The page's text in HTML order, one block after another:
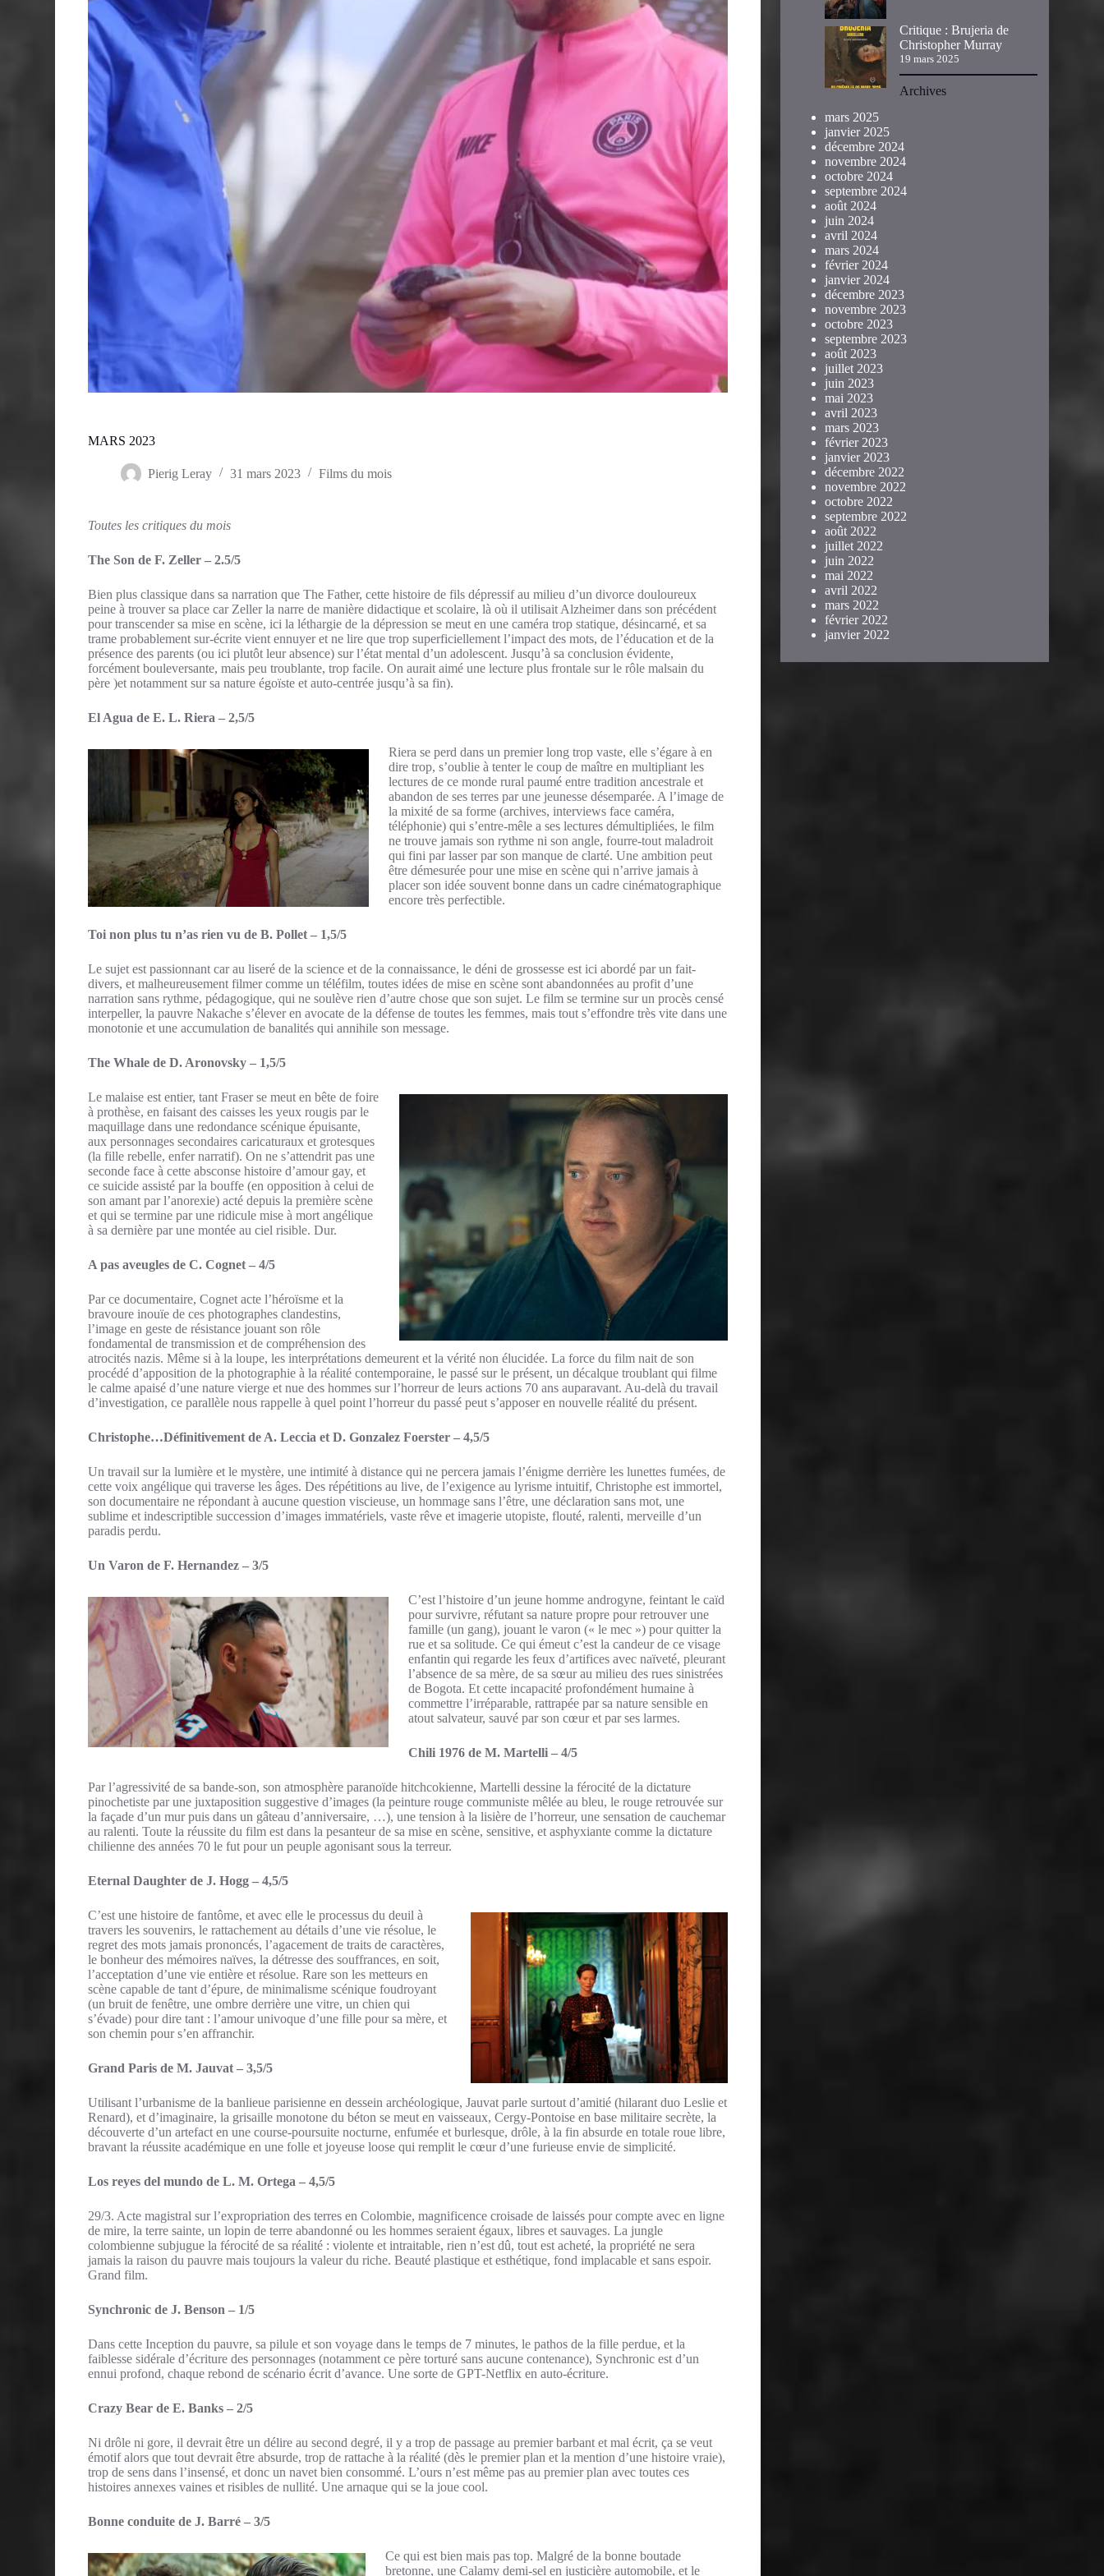
MARS 2023
Pierig Leray 31 mars 2023 Films du mois
Toutes les critiques du mois
The Son de F. Zeller – 2.5/5
Bien plus classique dans sa narration que The Father, cette histoire de fils dépressif au milieu d’un divorce douloureux
peine à trouver sa place car Zeller la narre de manière didactique et scolaire, là où il utilisait Alzheimer dans son précédent
pour transcender sa mise en scène, ici la léthargie de la dépression se meut en une caméra trop statique, désincarné, et sa
trame probablement sur-écrite vient ennuyer et ne lire que trop superficiellement l’impact des mots, de l’éducation et de la
présence des parents (ou ici plutôt leur absence) sur l’état mental d’un adolescent. Jusqu’à sa conclusion évidente,
forcément bouleversante, mais peu troublante, trop facile. On aurait aimé une lecture plus frontale sur le rôle malsain du
père )et notamment sur sa nature égoïste et auto-centrée jusqu’à sa fin).
El Agua de E. L. Riera – 2,5/5
Riera se perd dans un premier long trop vaste, elle s’égare à en
dire trop, s’oublie à tenter le coup de maître en multipliant les
lectures de ce monde rural paumé entre tradition ancestrale et
abandon de ses terres par une jeunesse désemparée. A l’image de
la mixité de sa forme (archives, interviews face caméra,
téléphonie) qui s’entre-mêle a ses lectures démultipliées, le film
ne trouve jamais son rythme ni son angle, fourre-tout maladroit
qui fini par lasser par son manque de clarté. Une ambition peut
être démesurée pour une mise en scène qui n’arrive jamais à
placer son idée souvent bonne dans un cadre cinématographique
encore très perfectible.
Toi non plus tu n’as rien vu de B. Pollet – 1,5/5
Le sujet est passionnant car au liseré de la science et de la connaissance, le déni de grossesse est ici abordé par un fait-
divers, et malheureusement filmer comme un téléfilm, toutes idées de mise en scène sont abandonnées au profit d’une
narration sans rythme, pédagogique, qui ne soulève rien d’autre chose que son sujet. Le film se termine sur un procès censé
interpeller, la pauvre Nakache s’élever en avocate de la défense de toutes les femmes, mais tout s’effondre très vite dans une
monotonie et une accumulation de banalités qui annihile son message.
The Whale de D. Aronovsky – 1,5/5
Le malaise est entier, tant Fraser se meut en bête de foire
à prothèse, en faisant des caisses les yeux rougis par le
maquillage dans une redondance scénique épuisante,
aux personnages secondaires caricaturaux et grotesques
(la fille rebelle, enfer narratif). On ne s’attendrit pas une
seconde face à cette absconse histoire d’amour gay, et
ce suicide assisté par la bouffe (en opposition à celui de
son amant par l’anorexie) acté depuis la première scène
et qui se termine par une ridicule mise à mort angélique
à sa dernière par une montée au ciel risible. Dur.
A pas aveugles de C. Cognet – 4/5
Par ce documentaire, Cognet acte l’héroïsme et la
bravoure inouïe de ces photographes clandestins,
l’image en geste de résistance jouant son rôle
fondamental de transmission et de compréhension des
atrocités nazis. Même si à la loupe, les interprétations demeurent et la vérité non élucidée. La force du film nait de son
procédé d’apposition de la photographie à la réalité contemporaine, le passé sur le présent, un décalque troublant qui filme
le calme apaisé d’une nature vierge et nue des hommes sur l’horreur de leurs actions 70 ans auparavant. Au-delà du travail
d’investigation, ce parallèle nous rappelle à quel point l’horreur du passé peut s’apposer en nouvelle réalité du présent.
Christophe…Définitivement de A. Leccia et D. Gonzalez Foerster – 4,5/5
Un travail sur la lumière et le mystère, une intimité à distance qui ne percera jamais l’énigme derrière les lunettes fumées, de
cette voix angélique qui traverse les âges. Des répétitions au live, de l’exigence au lyrisme intuitif, Christophe est immortel,
son documentaire ne répondant à aucune question viscieuse, un hommage sans l’être, une déclaration sans mot, une
sublime et indescriptible succession d’images immatériels, vaste rêve et imagerie utopiste, flouté, ralenti, merveille d’un
paradis perdu.
Un Varon de F. Hernandez – 3/5
C’est l’histoire d’un jeune homme androgyne, feintant le caïd
pour survivre, réfutant sa nature propre pour retrouver une
famille (un gang), jouant le varon (« le mec ») pour quitter la
rue et sa solitude. Ce qui émeut c’est la candeur de ce visage
enfantin qui regarde les feux d’artifices avec naïveté, pleurant
l’absence de sa mère, de sa sœur au milieu des rues sinistrées
de Bogota. Et cette incapacité profondément humaine à
commettre l’irréparable, rattrapée par sa nature sensible en
atout salvateur, sauvé par son cœur et par ses larmes.
Chili 1976 de M. Martelli – 4/5
Par l’agressivité de sa bande-son, son atmosphère paranoïde hitchcokienne, Martelli dessine la férocité de la dictature
pinochetiste par une juxtaposition suggestive d’images (la peinture rouge communiste mêlée au bleu, le rouge retrouvée sur
la façade d’un mur puis dans un gâteau d’anniversaire, …), une tension à la lisière de l’horreur, une sensation de cauchemar
au ralenti. Toute la réussite du film est dans la pesanteur de sa mise en scène, sensitive, et asphyxiante comme la dictature
chilienne des années 70 le fut pour un peuple agonisant sous la terreur.
Eternal Daughter de J. Hogg – 4,5/5
C’est une histoire de fantôme, et avec elle le processus du deuil à
travers les souvenirs, le rattachement au détails d’une vie résolue, le
regret des mots jamais prononcés, l’agacement de traits de caractères,
le bonheur des mémoires naïves, la détresse des souffrances, en soit,
l’acceptation d’une vie entière et résolue. Rare son les metteurs en
scène capable de tant d’épure, de minimalisme scénique foudroyant
(un bruit de fenêtre, une ombre derrière une vitre, un chien qui
s’évade) pour dire tant : l’amour univoque d’une fille pour sa mère, et
son chemin pour s’en affranchir.
Grand Paris de M. Jauvat – 3,5/5
Utilisant l’urbanisme de la banlieue parisienne en dessein archéologique, Jauvat parle surtout d’amitié (hilarant duo Leslie et
Renard), et d’imaginaire, la grisaille monotone du béton se meut en vaisseaux, Cergy-Pontoise en base militaire secrète, la
découverte d’un artefact en une course-poursuite nocturne, enfumée et burlesque, drôle, à la fin absurde en totale roue libre,
bravant la réussite académique en une folle et joyeuse loose qui remplit le cœur d’une furieuse envie de simplicité.
Los reyes del mundo de L. M. Ortega – 4,5/5
29/3. Acte magistral sur l’expropriation des terres en Colombie, magnificence croisade de laissés pour compte avec en ligne
de mire, la terre sainte, un lopin de terre abandonné ou les hommes seraient égaux, libres et sauvages. La jungle
colombienne subjugue la férocité de sa réalité : violente et intraitable, rien n’est dû, tout est acheté, la propriété ne sera
jamais la raison du pauvre mais toujours la valeur du riche. Beauté plastique et esthétique, fond implacable et sans espoir.
Grand film.
Synchronic de J. Benson – 1/5
Dans cette Inception du pauvre, sa pilule et son voyage dans le temps de 7 minutes, le pathos de la fille perdue, et la
faiblesse sidérale d’écriture des personnages (notamment ce père torturé sans aucune contenance), Synchronic est d’un
ennui profond, chaque rebond de scénario écrit d’avance. Une sorte de GPT-Netflix en auto-écriture.
Crazy Bear de E. Banks – 2/5
Ni drôle ni gore, il devrait être un délire au second degré, il y a trop de passage au premier barbant et mal écrit, ça se veut
émotif alors que tout devrait être absurde, trop de rattache à la réalité (dès le premier plan et la mention d’une histoire vraie),
trop de sens dans l’insensé, et donc un navet bien consommé. L’ours n’est même pas au premier plan avec toutes ces
histoires annexes vaines et risibles de nullité. Une arnaque qui se la joue cool.
Bonne conduite de J. Barré – 3/5
Ce qui est bien mais pas top. Malgré de la bonne boutade
bretonne, une Calamy demi-sel en justicière automobile, et le
Critique : Brujeria de
Christopher Murray
19 mars 2025
Archives
mars 2025
janvier 2025
décembre 2024
novembre 2024
octobre 2024
septembre 2024
août 2024
juin 2024
avril 2024
mars 2024
février 2024
janvier 2024
décembre 2023
novembre 2023
octobre 2023
septembre 2023
août 2023
juillet 2023
juin 2023
mai 2023
avril 2023
mars 2023
février 2023
janvier 2023
décembre 2022
novembre 2022
octobre 2022
septembre 2022
août 2022
juillet 2022
juin 2022
mai 2022
avril 2022
mars 2022
février 2022
janvier 2022